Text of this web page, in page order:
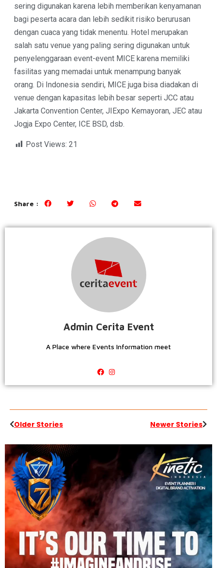
sering digunakan karena lebih memberikan kenyamanan
bagi peserta acara dan lebih sedikit risiko berurusan
dengan cuaca yang tidak menentu. Hotel merupakan
salah satu venue yang paling sering digunakan untuk
penyelenggaraan event-event MICE karena memiliki
fasilitas yang memadai untuk menampung banyak
orang. Di Indonesia sendiri, MICE juga bisa diadakan di
venue dengan kapasitas lebih besar seperti JCC atau
Jakarta Convention Center, JIExpo Kemayoran, JEC atau
Jogja Expo Center, ICE BSD, dsb.
Post Views: 21
Share :
Admin Cerita Event
A Place where Events Information meet
Older Stories Newer Stories